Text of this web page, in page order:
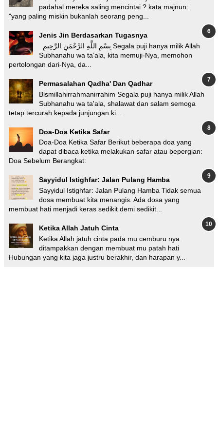
padahal mereka saling mencintai ? kata majnun:
"yang paling miskin bukanlah seorang peng...
Jenis Jin Berdasarkan Tugasnya
Subhanahu wa ta’ala, kita memuji-Nya, memohon
pertolongan dari-Nya, da...
Permasalahan Qadha' Dan Qadhar
Bismillahirrahmanirrahim Segala puji hanya milik Allah
Subhanahu wa ta'ala, shalawat dan salam semoga
tetap tercurah kepada junjungan ki...
Doa-Doa Ketika Safar
Doa-Doa Ketika Safar Berikut beberapa doa yang
dapat dibaca ketika melakukan safar atau bepergian:
Doa Sebelum Berangkat:
Sayyidul Istighfar: Jalan Pulang Hamba
Sayyidul Istighfar: Jalan Pulang Hamba Tidak semua
dosa membuat kita menangis. Ada dosa yang
membuat hati menjadi keras sedikit demi sedikit...
Ketika Allah Jatuh Cinta
Ketika Allah jatuh cinta pada mu cemburu nya
ditampakkan dengan membuat mu patah hati
Hubungan yang kita jaga justru berakhir, dan harapan y...